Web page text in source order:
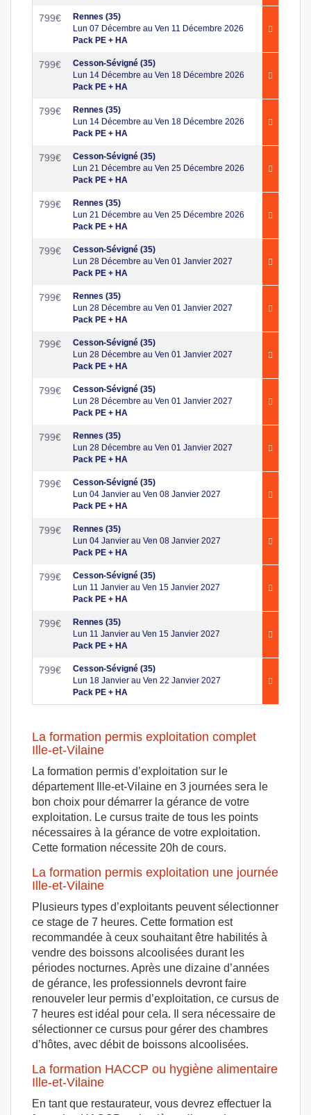
799€
Rennes (35)
Lun 07 Décembre au Ven 11 Décembre 2026
Pack PE + HA
799€
Cesson-Sévigné (35)
Lun 14 Décembre au Ven 18 Décembre 2026
Pack PE + HA
799€
Rennes (35)
Lun 14 Décembre au Ven 18 Décembre 2026
Pack PE + HA
799€
Cesson-Sévigné (35)
Lun 21 Décembre au Ven 25 Décembre 2026
Pack PE + HA
799€
Rennes (35)
Lun 21 Décembre au Ven 25 Décembre 2026
Pack PE + HA
799€
Cesson-Sévigné (35)
Lun 28 Décembre au Ven 01 Janvier 2027
Pack PE + HA
799€
Rennes (35)
Lun 28 Décembre au Ven 01 Janvier 2027
Pack PE + HA
799€
Cesson-Sévigné (35)
Lun 28 Décembre au Ven 01 Janvier 2027
Pack PE + HA
799€
Cesson-Sévigné (35)
Lun 28 Décembre au Ven 01 Janvier 2027
Pack PE + HA
799€
Rennes (35)
Lun 28 Décembre au Ven 01 Janvier 2027
Pack PE + HA
799€
Cesson-Sévigné (35)
Lun 04 Janvier au Ven 08 Janvier 2027
Pack PE + HA
799€
Rennes (35)
Lun 04 Janvier au Ven 08 Janvier 2027
Pack PE + HA
799€
Cesson-Sévigné (35)
Lun 11 Janvier au Ven 15 Janvier 2027
Pack PE + HA
799€
Rennes (35)
Lun 11 Janvier au Ven 15 Janvier 2027
Pack PE + HA
799€
Cesson-Sévigné (35)
Lun 18 Janvier au Ven 22 Janvier 2027
Pack PE + HA
La formation permis exploitation complet
Ille-et-Vilaine
La formation permis d’exploitation sur le
département Ille-et-Vilaine en 3 journées sera le
bon choix pour démarrer la gérance de votre
exploitation. Le cursus traite de tous les points
nécessaires à la gérance de votre exploitation.
Cette formation nécessite 20h de cours.
La formation permis exploitation une journée
Ille-et-Vilaine
Plusieurs types d’exploitants peuvent sélectionner
ce stage de 7 heures. Cette formation est
recommandée à ceux souhaitant être habilités à
vendre des boissons alcoolisées durant les
périodes nocturnes. Après une dizaine d’années
de gérance, les professionnels devront faire
renouveler leur permis d’exploitation, ce cursus de
7 heures est idéal pour cela. Il sera nécessaire de
sélectionner ce cursus pour gérer des chambres
d’hôtes, avec débit de boissons alcoolisées.
La formation HACCP ou hygiène alimentaire
Ille-et-Vilaine
En tant que restaurateur, vous devrez effectuer la